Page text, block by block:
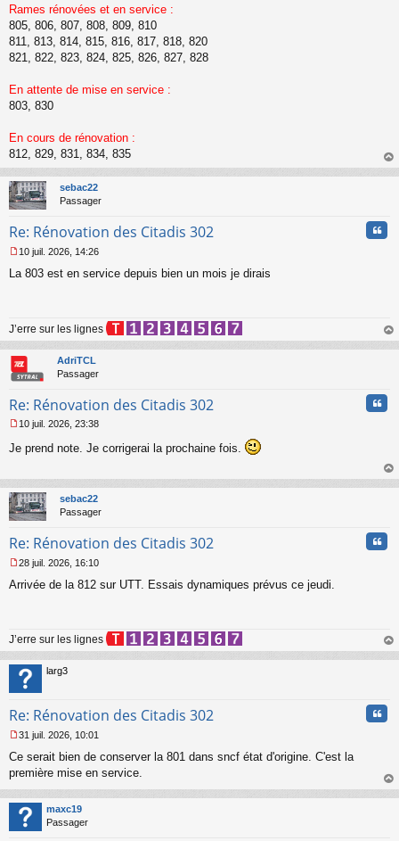
a
g
e
n
u
Rames rénovées et en service :
805, 806, 807, 808, 809, 810
811, 813, 814, 815, 816, 817, 818, 820
821, 822, 823, 824, 825, 826, 827, 828
En attente de mise en service :
803, 830
En cours de rénovation :
812, 829, 831, 834, 835
au
sebac22
Passager
Re: Rénovation des Citadis 302
e
g
e
n
o
n
u
10 juil. 2026, 14:26
La 803 est en service depuis bien un mois je dirais
J’erre sur les lignes
au
AdriTCL
Passager
Re: Rénovation des Citadis 302
e
a
g
e
o
l
u
10 juil. 2026, 23:38
Je prend note. Je corrigerai la prochaine fois.
au
sebac22
Passager
Re: Rénovation des Citadis 302
e
g
e
n
o
n
u
28 juil. 2026, 16:10
Arrivée de la 812 sur UTT. Essais dynamiques prévus ce jeudi.
J’erre sur les lignes
au
larg3
Re: Rénovation des Citadis 302
e
s
a
g
e
31 juil. 2026, 10:01
Ce serait bien de conserver la 801 dans sncf état d'origine. C'est la
première mise en service.
au
maxc19
Passager